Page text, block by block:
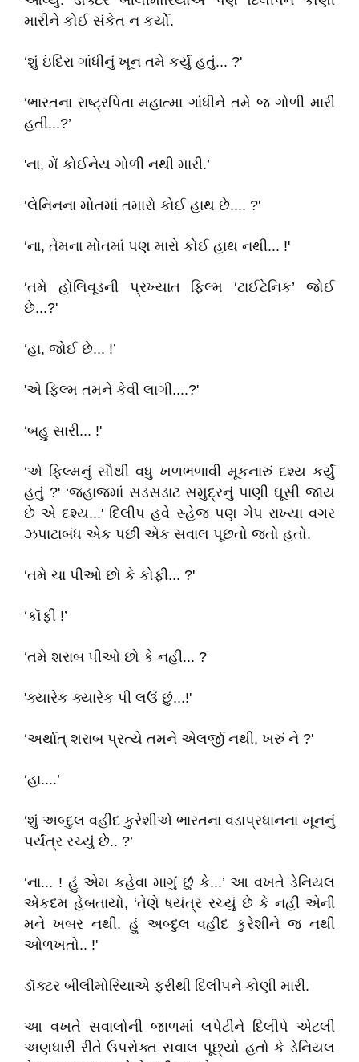
મારીને કોઈ સંકેત ન કર્યો.
‘શું ઇંદિરા ગાંધીનું ખૂન તમે કર્યું હતું... ?'
‘ભારતના રાષ્ટ્રપિતા મહાત્મા ગાંધીને તમે જ ગોળી મારી
હતી...?’
'ના, મેં કોઈનેય ગોળી નથી મારી.’
‘લેનિનના મોતમાં તમારો કોઈ હાથ છે.... ?'
‘ના, તેમના મોતમાં પણ મારો કોઈ હાથ નથી... !'
‘તમે હોલિવૂડની પ્રખ્યાત ફિલ્મ ‘ટાઈટેનિક’ જોઈ
છે...?'
‘હા, જોઈ છે... !’
'એ ફિલ્મ તમને કેવી લાગી....?'
‘બહુ સારી... !'
‘એ ફિલ્મનું સૌથી વધુ ખળભળાવી મૂકનારું દશ્ય કર્યું
હતું ?' ‘જહાજમાં સડસડાટ સમુદ્રનું પાણી ઘૂસી જાય
છે એ દશ્ય...' દિલીપ હવે સ્હેજ પણ ગેપ રાખ્યા વગર
ઝપાટાબંધ એક પછી એક સવાલ પૂછતો જતો હતો.
‘તમે ચા પીઓ છો કે કોફી... ?'
‘કૉફી !’
‘તમે શરાબ પીઓ છો કે નહીં... ?
'ક્યારેક ક્યારેક પી લઉં છું...!'
‘અર્થાત્ શરાબ પ્રત્યે તમને એલર્જી નથી, ખરું ને ?'
‘હા....’
‘શું અબ્દુલ વહીદ કુરેશીએ ભારતના વડાપ્રધાનના ખૂનનું
પર્યંત્ર રચ્યું છે.. ?’
‘ના... ! હું એમ કહેવા માગું છું કે...’ આ વખતે ડેનિયલ
એકદમ હેબતાયો, ‘તેણે ષયંત્ર રચ્યું છે કે નહીં એની
મને ખબર નથી. હું અબ્દુલ વહીદ કુરેશીને જ નથી
ઓળખતો.. !'
ડૉક્ટર બીલીમોરિયાએ ફરીથી દિલીપને કોણી મારી.
આ વખતે સવાલોની જાળમાં લપેટીને દિલીપે એટલી
અણધારી રીતે ઉપરોક્ત સવાલ પૂછ્યો હતો કે ડેનિયલ